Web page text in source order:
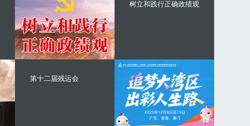
树立和践行正确政绩观
第十二届残运会